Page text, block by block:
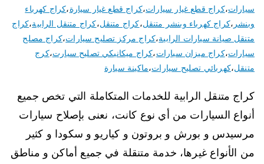
سيارات،كراج قطع غيار سيارات،كراج قطع غيار سيارة،كراج كهرباء
وبنشر ،كراج كهرباء وبنشر متنقل،كراج متنقل،كراج متنقل الرابية،كراج
متنقل صيانة سيارات الرابية،كراج مركز تصليح سيارات،كراج مصلح
سيارات،كراج ميزان سيارات،كراج ميكانيكي تصليح سيارت،كرج
متنقل،كهربائي تصليح سيارات،ماكينة سيارة
كراج متنقل الرابية للخدمات المتكاملة التي تخص جميع
أنواع السيارات من أي نوع كانت، نعنى بإصلاح سيارات
مرسيدس و بورش و بروتون و كياريو و سكودا و كثير
من الأنواع غيرها، خدمة متنقلة في جميع أماكن و مناطق